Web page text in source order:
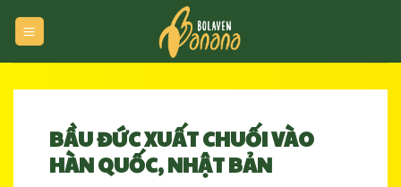
BẦU ĐỨC XUẤT CHUỐI VÀO
HÀN QUỐC, NHẬT BẢN